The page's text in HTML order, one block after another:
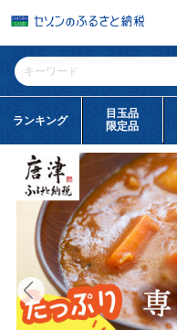
ランキング
目玉品
限定品